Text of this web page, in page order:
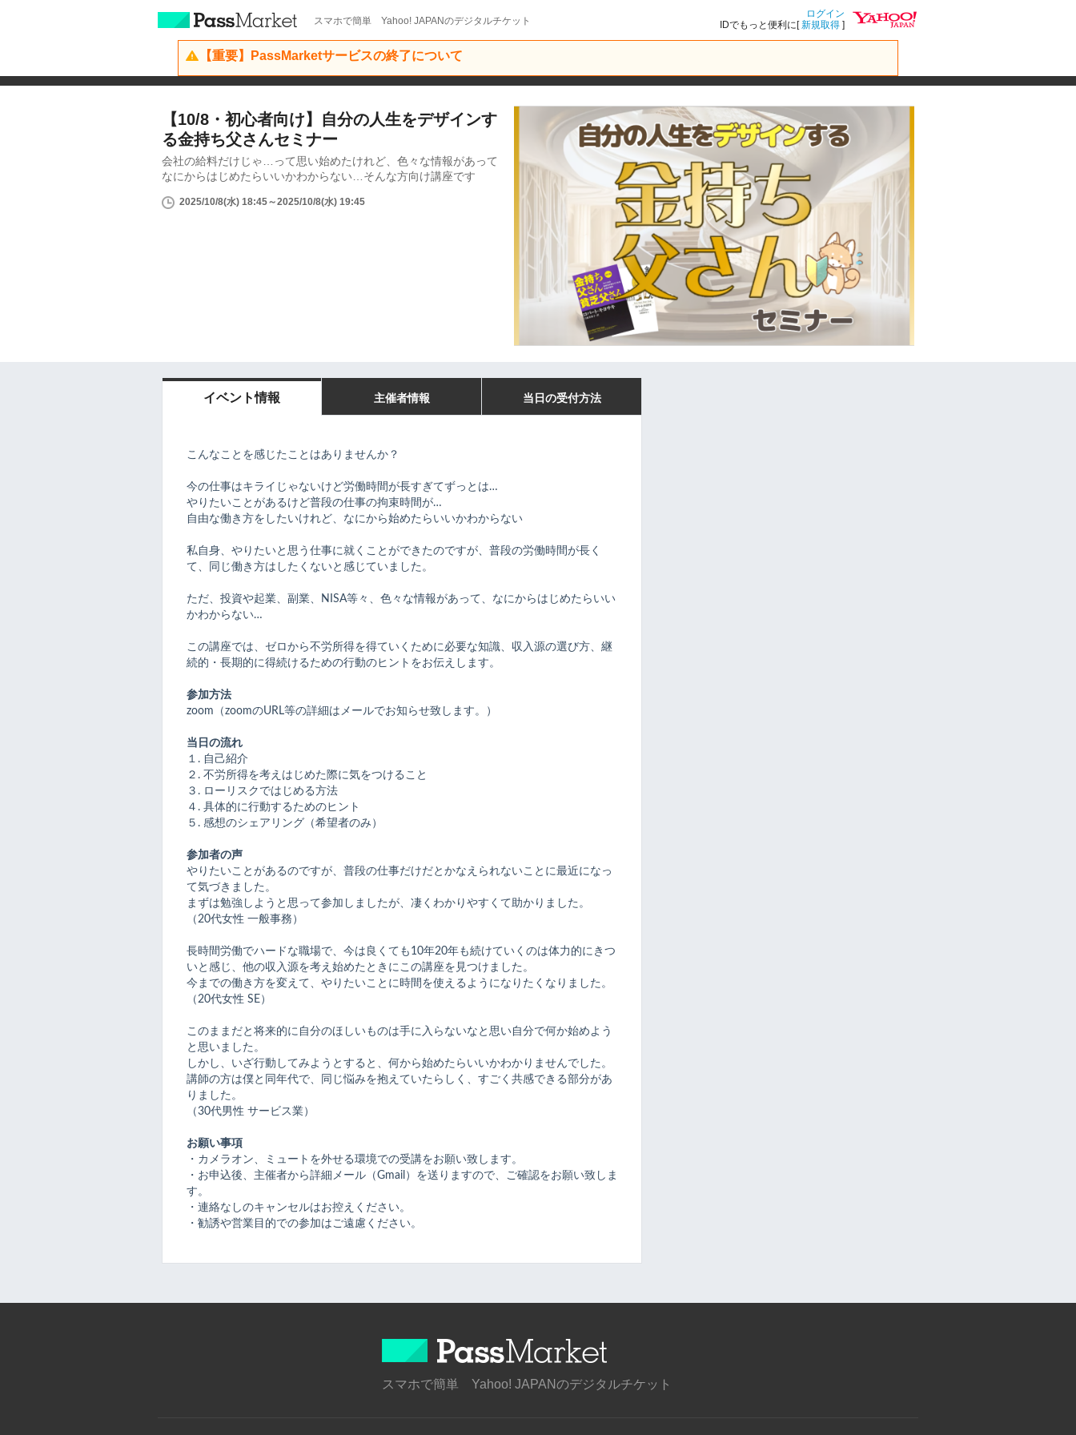
スマホで簡単 Yahoo! JAPANのデジタルチケット
ログイン
IDでもっと便利に[新規取得 ]
【重要】PassMarketサービスの終了について
【10/8・初心者向け】自分の人生をデザインす
る金持ち父さんセミナー
会社の給料だけじゃ…って思い始めたけれど、色々な情報があって
なにからはじめたらいいかわからない…そんな方向け講座です
2025/10/8(水) 18:45～2025/10/8(水) 19:45
イベント情報 主催者情報 当日の受付方法
こんなことを感じたことはありませんか？
今の仕事はキライじゃないけど労働時間が長すぎてずっとは…
やりたいことがあるけど普段の仕事の拘束時間が…
自由な働き方をしたいけれど、なにから始めたらいいかわからない
私自身、やりたいと思う仕事に就くことができたのですが、普段の労働時間が長く
て、同じ働き方はしたくないと感じていました。
ただ、投資や起業、副業、NISA等々、色々な情報があって、なにからはじめたらいい
かわからない…
この講座では、ゼロから不労所得を得ていくために必要な知識、収入源の選び方、継
続的・長期的に得続けるための行動のヒントをお伝えします。
参加方法
zoom（zoomのURL等の詳細はメールでお知らせ致します。）
当日の流れ
１. 自己紹介
２. 不労所得を考えはじめた際に気をつけること
３. ローリスクではじめる方法
４. 具体的に行動するためのヒント
５. 感想のシェアリング（希望者のみ）
参加者の声
やりたいことがあるのですが、普段の仕事だけだとかなえられないことに最近になっ
て気づきました。
まずは勉強しようと思って参加しましたが、凄くわかりやすくて助かりました。
（20代女性 一般事務）
長時間労働でハードな職場で、今は良くても10年20年も続けていくのは体力的にきつ
いと感じ、他の収入源を考え始めたときにこの講座を見つけました。
今までの働き方を変えて、やりたいことに時間を使えるようになりたくなりました。
（20代女性 SE）
このままだと将来的に自分のほしいものは手に入らないなと思い自分で何か始めよう
と思いました。
しかし、いざ行動してみようとすると、何から始めたらいいかわかりませんでした。
講師の方は僕と同年代で、同じ悩みを抱えていたらしく、すごく共感できる部分があ
りました。
（30代男性 サービス業）
お願い事項
・カメラオン、ミュートを外せる環境での受講をお願い致します。
・お申込後、主催者から詳細メール（Gmail）を送りますので、ご確認をお願い致しま
す。
・連絡なしのキャンセルはお控えください。
・勧誘や営業目的での参加はご遠慮ください。
スマホで簡単 Yahoo! JAPANのデジタルチケット